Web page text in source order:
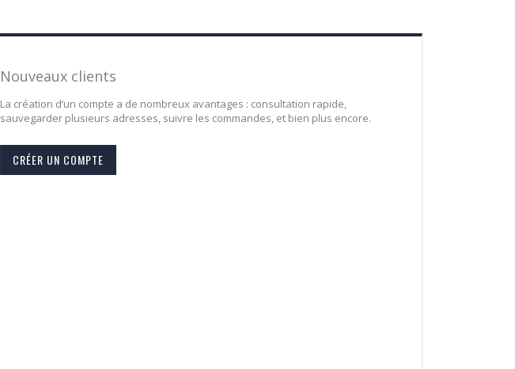
Nouveaux clients
La création d’un compte a de nombreux avantages : consultation rapide,
sauvegarder plusieurs adresses, suivre les commandes, et bien plus encore.
CRÉER UN COMPTE